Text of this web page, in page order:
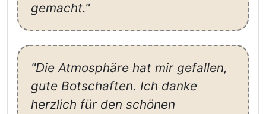
gemacht."
"Die Atmosphäre hat mir gefallen,
gute Botschaften. Ich danke
herzlich für den schönen